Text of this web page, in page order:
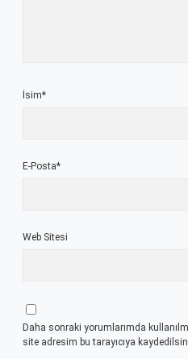
İsim*
E-Posta*
Web Sitesi
Daha sonraki yorumlarımda
site adresim bu tarayıcıya